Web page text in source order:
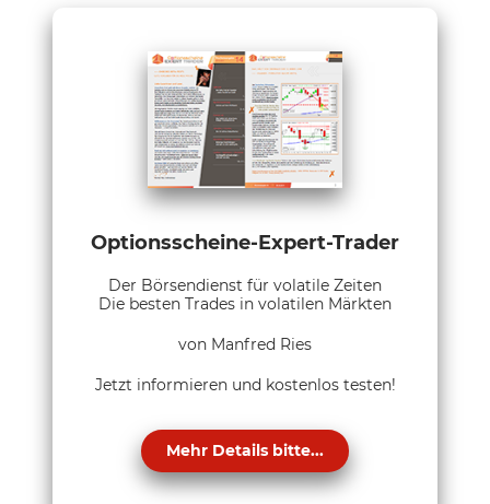
Optionsscheine-Expert-Trader
Der Börsendienst für volatile Zeiten
Die besten Trades in volatilen Märkten
von Manfred Ries
Jetzt informieren und kostenlos testen!
Mehr Details bitte...